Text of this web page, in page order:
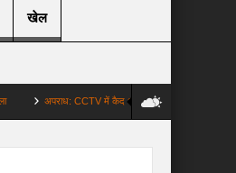
खेल
अपराध: CCTV में कैद आरोपी सूरत में गिरफ्तार जानें पूरा मामला